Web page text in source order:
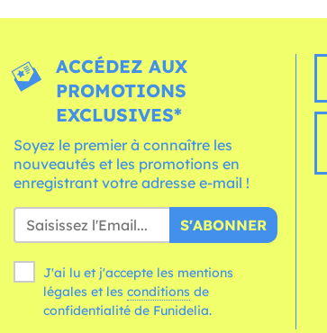
ACCÉDEZ AUX
PROMOTIONS
EXCLUSIVES*
Soyez le premier à connaître les
nouveautés et les promotions en
enregistrant votre adresse e-mail !
S'ABONNER
J'ai lu et j'accepte les mentions
légales et les conditions
confidentialité de Funidelia.